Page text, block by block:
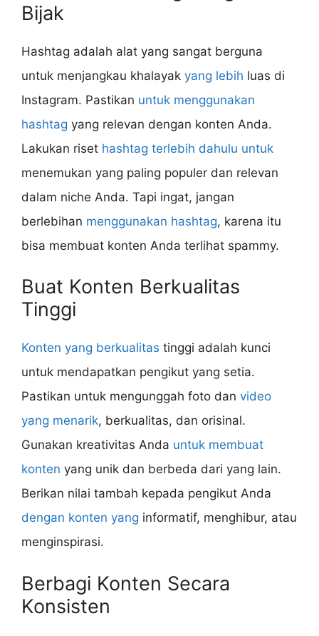
Bijak
Hashtag adalah alat yang sangat berguna
untuk menjangkau khalayak yang lebih luas di
Instagram. Pastikan untuk menggunakan
hashtag yang relevan dengan konten Anda.
Lakukan riset hashtag terlebih dahulu untuk
menemukan yang paling populer dan relevan
dalam niche Anda. Tapi ingat, jangan
berlebihan menggunakan hashtag, karena itu
bisa membuat konten Anda terlihat spammy.
Buat Konten Berkualitas
Tinggi
Konten yang berkualitas tinggi adalah kunci
untuk mendapatkan pengikut yang setia.
Pastikan untuk mengunggah foto dan video
yang menarik, berkualitas, dan orisinal.
Gunakan kreativitas Anda untuk membuat
konten yang unik dan berbeda dari yang lain.
Berikan nilai tambah kepada pengikut Anda
dengan konten yang informatif, menghibur, atau
menginspirasi.
Berbagi Konten Secara
Konsisten